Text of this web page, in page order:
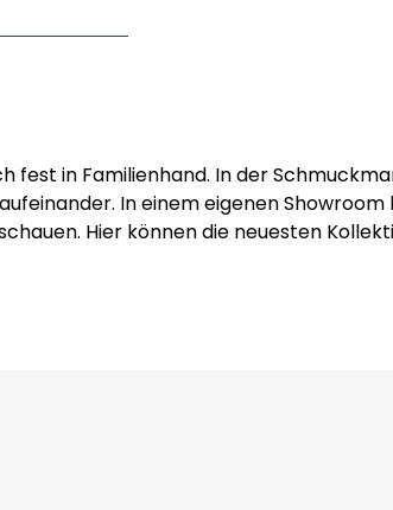
fest in Familienhand. In der
In einem eigenen Showroom
Hier können die neuesten